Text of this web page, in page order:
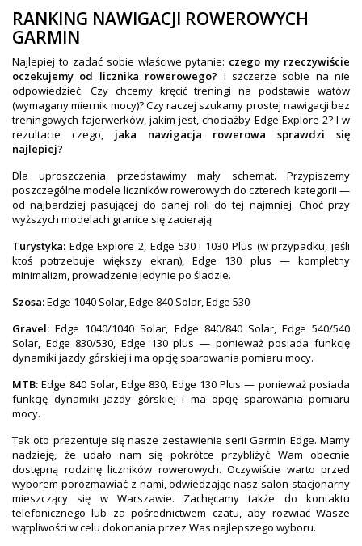
RANKING NAWIGACJI ROWEROWYCH
GARMIN
Najlepiej to zadać sobie właściwe pytanie: czego my rzeczywiście
oczekujemy od licznika rowerowego? I szczerze sobie na nie
odpowiedzieć. Czy chcemy kręcić treningi na podstawie watów
(wymagany miernik mocy)? Czy raczej szukamy prostej nawigacji bez
treningowych fajerwerków, jakim jest, chociażby Edge Explore 2? I w
rezultacie czego,jaka nawigacja rowerowa sprawdzi się
najlepiej?
Dla uproszczenia przedstawimy mały schemat. Przypiszemy
poszczególne modele liczników rowerowych do czterech kategorii —
od najbardziej pasującej do danej roli do tej najmniej. Choć przy
wyższych modelach granice się zacierają.
Turystyka: Edge Explore 2, Edge 530 i 1030 Plus (w przypadku, jeśli
ktoś potrzebuje większy ekran), Edge 130 plus — kompletny
minimalizm, prowadzenie jedynie po śladzie.
Szosa:Edge 1040 Solar, Edge 840 Solar, Edge 530
Gravel:Edge 1040/1040 Solar, Edge 840/840 Solar, Edge 540/540
Solar, Edge 830/530, Edge 130 plus — ponieważ posiada funkcję
dynamiki jazdy górskiej i ma opcję sparowania pomiaru mocy.
MTB:Edge 840 Solar, Edge 830, Edge 130 Plus — ponieważ posiada
funkcję dynamiki jazdy górskiej i ma opcję sparowania pomiaru
mocy.
Tak oto prezentuje się nasze zestawienie serii Garmin Edge. Mamy
nadzieję, że udało nam się pokrótce przybliżyć Wam obecnie
dostępną rodzinę liczników rowerowych. Oczywiście warto przed
wyborem porozmawiać z nami, odwiedzając nasz salon stacjonarny
mieszczący się w Warszawie. Zachęcamy także do kontaktu
telefonicznego lub za pośrednictwem czatu, aby rozwiać Wasze
wątpliwości w celu dokonania przez Was najlepszego wyboru.